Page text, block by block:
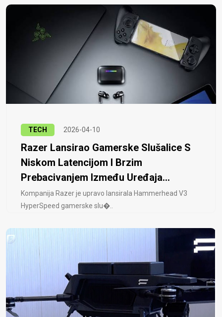
TECH 2026-04-10
Razer Lansirao Gamerske Slušalice S
Niskom Latencijom I Brzim
Prebacivanjem Između Uređaja...
Kompanija Razer je upravo lansirala Hammerhead V3
HyperSpeed ​​gamerske slu�..